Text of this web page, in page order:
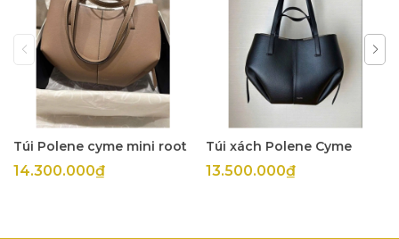
Túi Polene cyme mini root
14.300.000₫
Túi xách Polene Cyme
13.500.000₫